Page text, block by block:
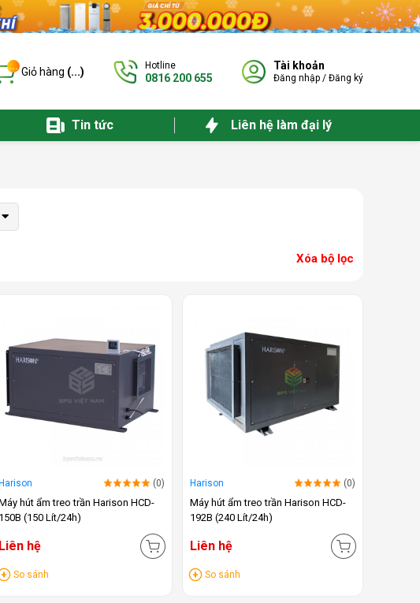
... Giỏ hàng (...) Hotline
0816 200 655
Tài khoản
Đăng nhập / Đăng ký
Tin tức Liên hệ làm đại lý
Xóa bộ lọc
(0)
hút ẩm treo trần Harison HCD-
150B (150 Lít/24h)
Liên hệ
So sánh
Harison (0)
Máy hút ẩm treo trần Harison HCD-
192B (240 Lít/24h)
Liên hệ
So sánh